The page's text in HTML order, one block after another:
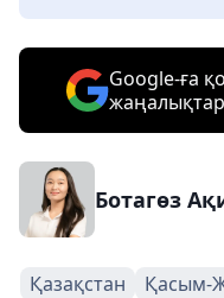
Google-ға
Ботагөз
Қазақстан Қасым-